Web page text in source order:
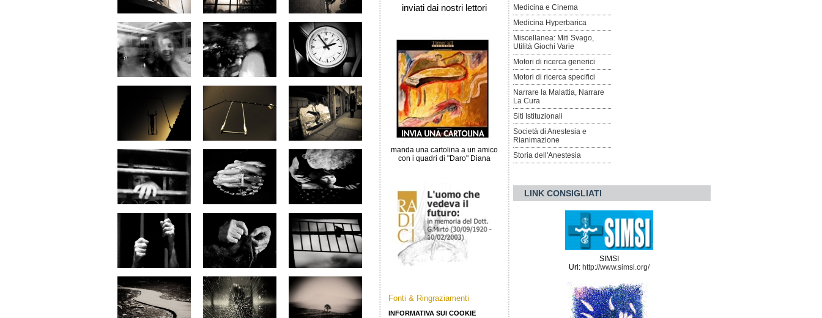
inviati dai nostri lettori
manda una cartolina a un amico
con i quadri di "Daro" Diana
Fonti & Ringraziamenti
INFORMATIVA SUI COOKIE
Medicina e Cinema
Medicina Hyperbarica
Miscellanea: Miti Svago,
Utilità Giochi Varie
Motori di ricerca generici
Motori di ricerca specifici
Narrare la Malattia, Narrare
La Cura
Siti Istituzionali
Società di Anestesia e
Rianimazione
Storia dell'Anestesia
LINK CONSIGLIATI
SIMSI
Url: http://www.simsi.org/